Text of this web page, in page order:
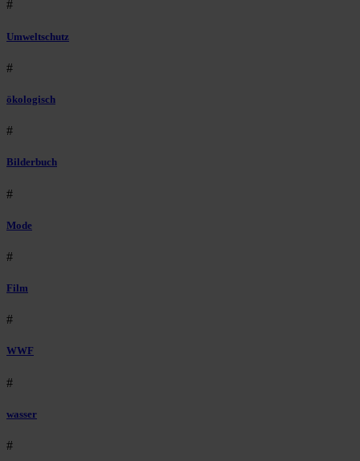
#
Umweltschutz
#
ökologisch
#
Bilderbuch
#
Mode
#
Film
#
WWF
#
wasser
#